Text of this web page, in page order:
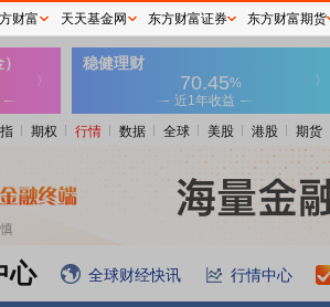
期权 行情 数据 全球 美股 港股 期货
心 全球财经快讯 行情中心
财富 天天基金网 东方财富证券 东方财富期货